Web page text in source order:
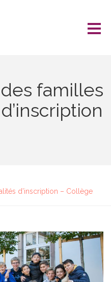
familles
d’inscription – Collège